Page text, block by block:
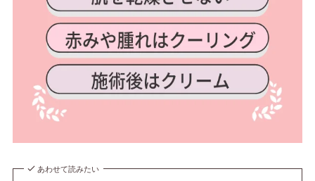
あわせて読みたい